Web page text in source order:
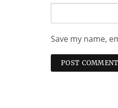
Save my name,